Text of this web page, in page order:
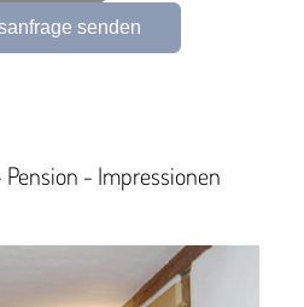
- Impressionen